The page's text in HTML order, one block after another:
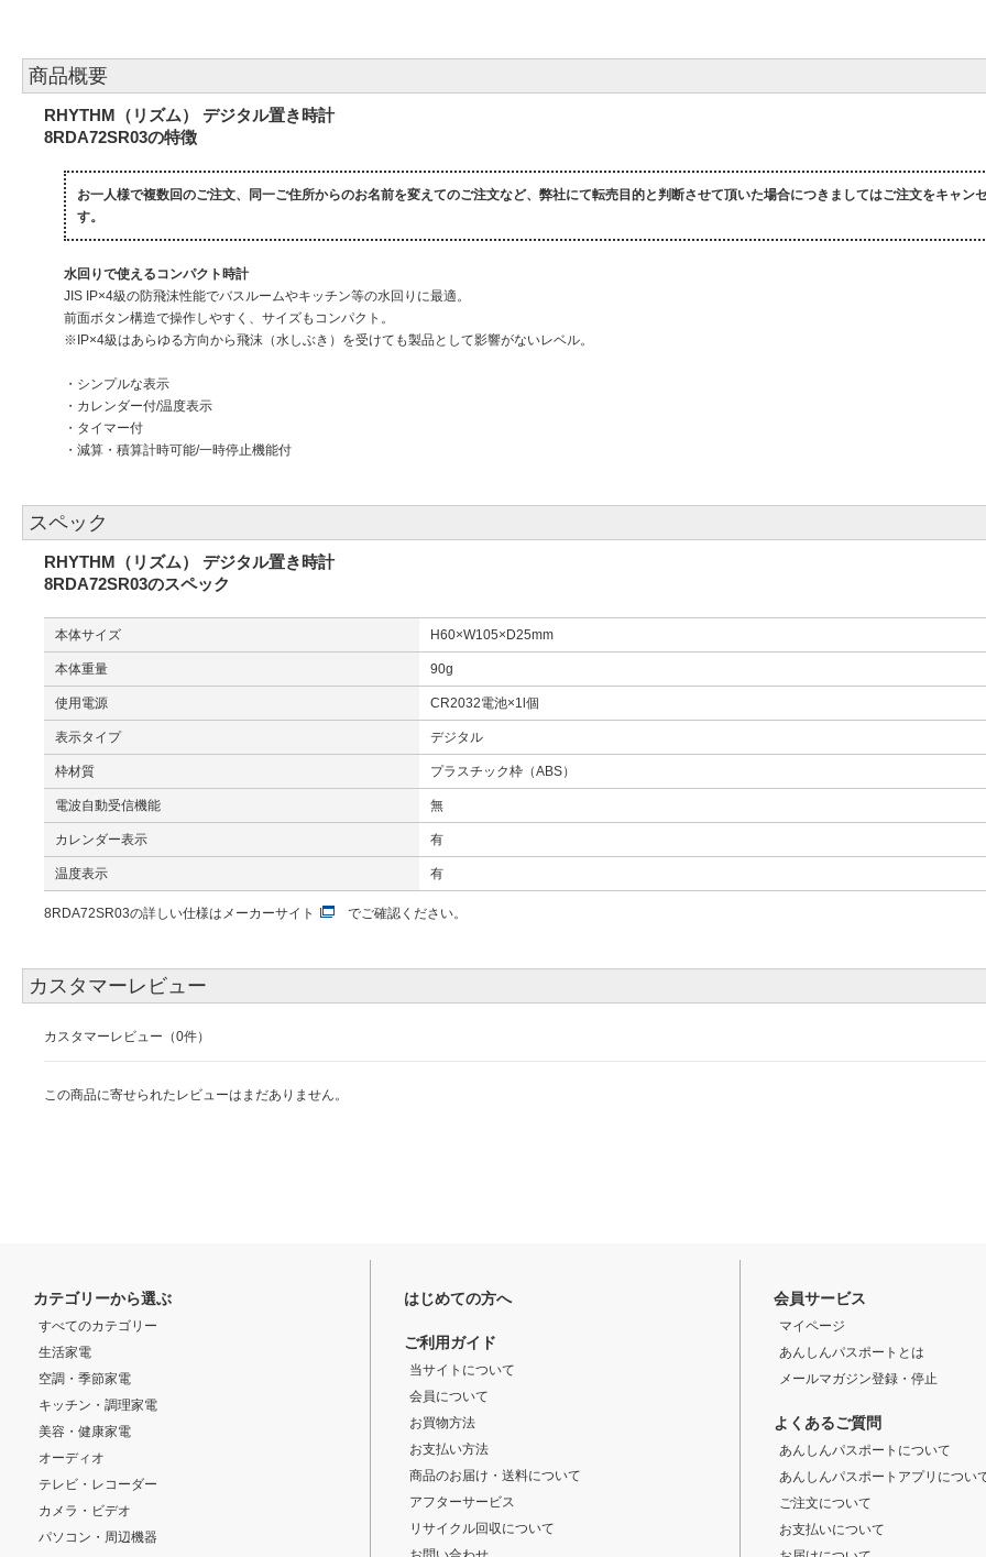
商品概要
RHYTHM（リズム） デジタル置き時計
8RDA72SR03の特徴
お一人様で複数回のご注文、同一ご住所からのお名前を変えてのご注文など、弊社にて転売目的と判断させて頂いた場合につきましてはご注文をキャン
す。
水回りで使えるコンパクト時計
JIS IP×4級の防飛沫性能でバスルームやキッチン等の水回りに最適。
前面ボタン構造で操作しやすく、サイズもコンパクト。
※IP×4級はあらゆる方向から飛沫（水しぶき）を受けても製品として影響がないレベル。
・シンプルな表示
・カレンダー付/温度表示
・タイマー付
・減算・積算計時可能/一時停止機能付
スペック
RHYTHM（リズム） デジタル置き時計
8RDA72SR03のスペック
本体サイズ H60×W105×D25mm
本体重量 90g
使用電源 CR2032電池×1l個
表示タイプ デジタル
枠材質 プラスチック枠（ABS）
電波自動受信機能 無
カレンダー表示 有
温度表示 有
8RDA72SR03の詳しい仕様は メーカーサイト でご確認ください。
カスタマーレビュー
カスタマーレビュー（0件）
この商品に寄せられたレビューはまだありません。
カテゴリーから選ぶ
すべてのカテゴリー
生活家電
空調・季節家電
キッチン・調理家電
美容・健康家電
オーディオ
テレビ・レコーダー
カメラ・ビデオ
パソコン・周辺機器
はじめての方へ
ご利用ガイド
当サイトについて
会員について
お買物方法
お支払い方法
商品のお届け・送料について
アフターサービス
リサイクル回収について
会員サービス
マイページ
あんしんパスポートとは
メールマガジン登録・停止
よくあるご質問
あんしんパスポートについて
あんしんパスポートアプリについ
ご注文について
お支払いについて